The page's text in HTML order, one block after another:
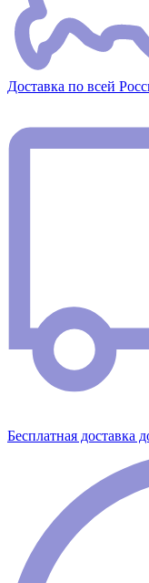
Доставка по всей
Бесплатная доставка